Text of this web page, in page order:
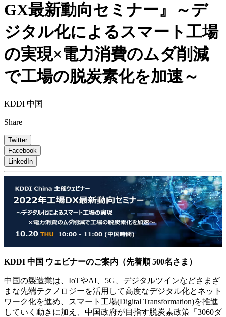
GX最新動向セミナー』～デ
ジタル化によるスマート工場
の実現×電力消費のムダ削減
で工場の脱炭素化を加速～
KDDI 中国
Share
Twitter
Facebook
LinkedIn
KDDI 中国 ウェビナーのご案内（先着順 500名さま）
中国の製造業は、IoTやAI、5G、デジタルツインなどさまざ
まな先端テクノロジーを活用して高度なデジタル化とネット
ワーク化を進め、スマート工場(Digital Transformation)を推進
していく動きに加え、中国政府が目指す脱炭素政策「3060ダ